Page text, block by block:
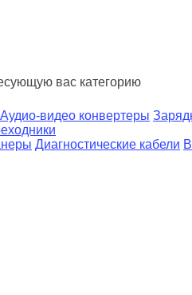
вас категорию
Аудио-видео конвертеры
Диагностические кабели